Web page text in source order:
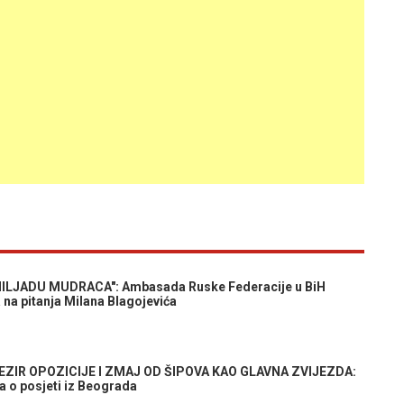
MUDRACA": Ambasada Ruske Federacije u BiH
pitanja Milana Blagojevića
OPOZICIJE I ZMAJ OD ŠIPOVA KAO GLAVNA ZVIJEZDA:
o posjeti iz Beograda